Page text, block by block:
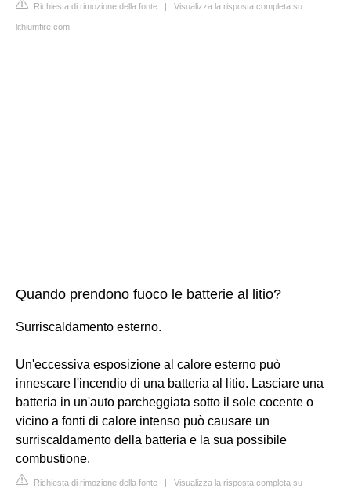
Richiesta di rimozione della fonte | Visualizza la risposta completa su
lithiumfire.com
Quando prendono fuoco le batterie al litio?
Surriscaldamento esterno.
Un'eccessiva esposizione al calore esterno può
innescare l'incendio di una batteria al litio. Lasciare una
batteria in un'auto parcheggiata sotto il sole cocente o
vicino a fonti di calore intenso può causare un
surriscaldamento della batteria e la sua possibile
combustione.
Richiesta di rimozione della fonte | Visualizza la risposta completa su